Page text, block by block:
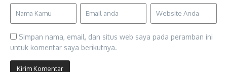
Simpan nama, email, dan situs web saya pada peramban ini
untuk komentar saya berikutnya.